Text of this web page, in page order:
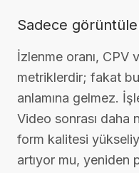
Sadece
İzlenme oranı, CPV
metriklerdir; fakat
anlamına gelmez.
Video sonrası daha
form kalitesi
artıyor mu, yeniden